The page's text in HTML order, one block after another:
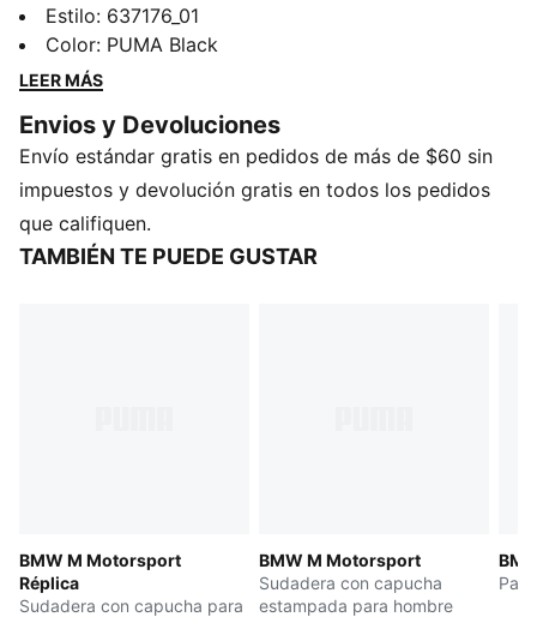
de BMW M Motorsport. La tela suave te brinda
comodidad, mientras que los bolsillos laterales
ofrecen un práctico espacio para guardar tus artículos
CARACTERÍSTICAS Y BENEFICIOS
Producto fabricado con material 100% reciclado,
excepto ribetes y decoraciones
DETALLES
Producto diseñado para: Lifestyle by PUMA
Estilo: 637176_01
Color: PUMA Black
LEER MÁS
Envios y Devoluciones
Envío estándar gratis en pedidos de más de $60 sin
impuestos y devolución gratis en todos los pedidos
que califiquen.
TAMBIÉN TE PUEDE GUSTAR
BMW M Motorsport
Réplica
Sudadera con capucha para
BMW M Motorsport
Sudadera con capucha
estampada para hombre